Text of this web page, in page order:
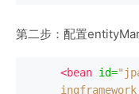
第二步：配置
<bean id=